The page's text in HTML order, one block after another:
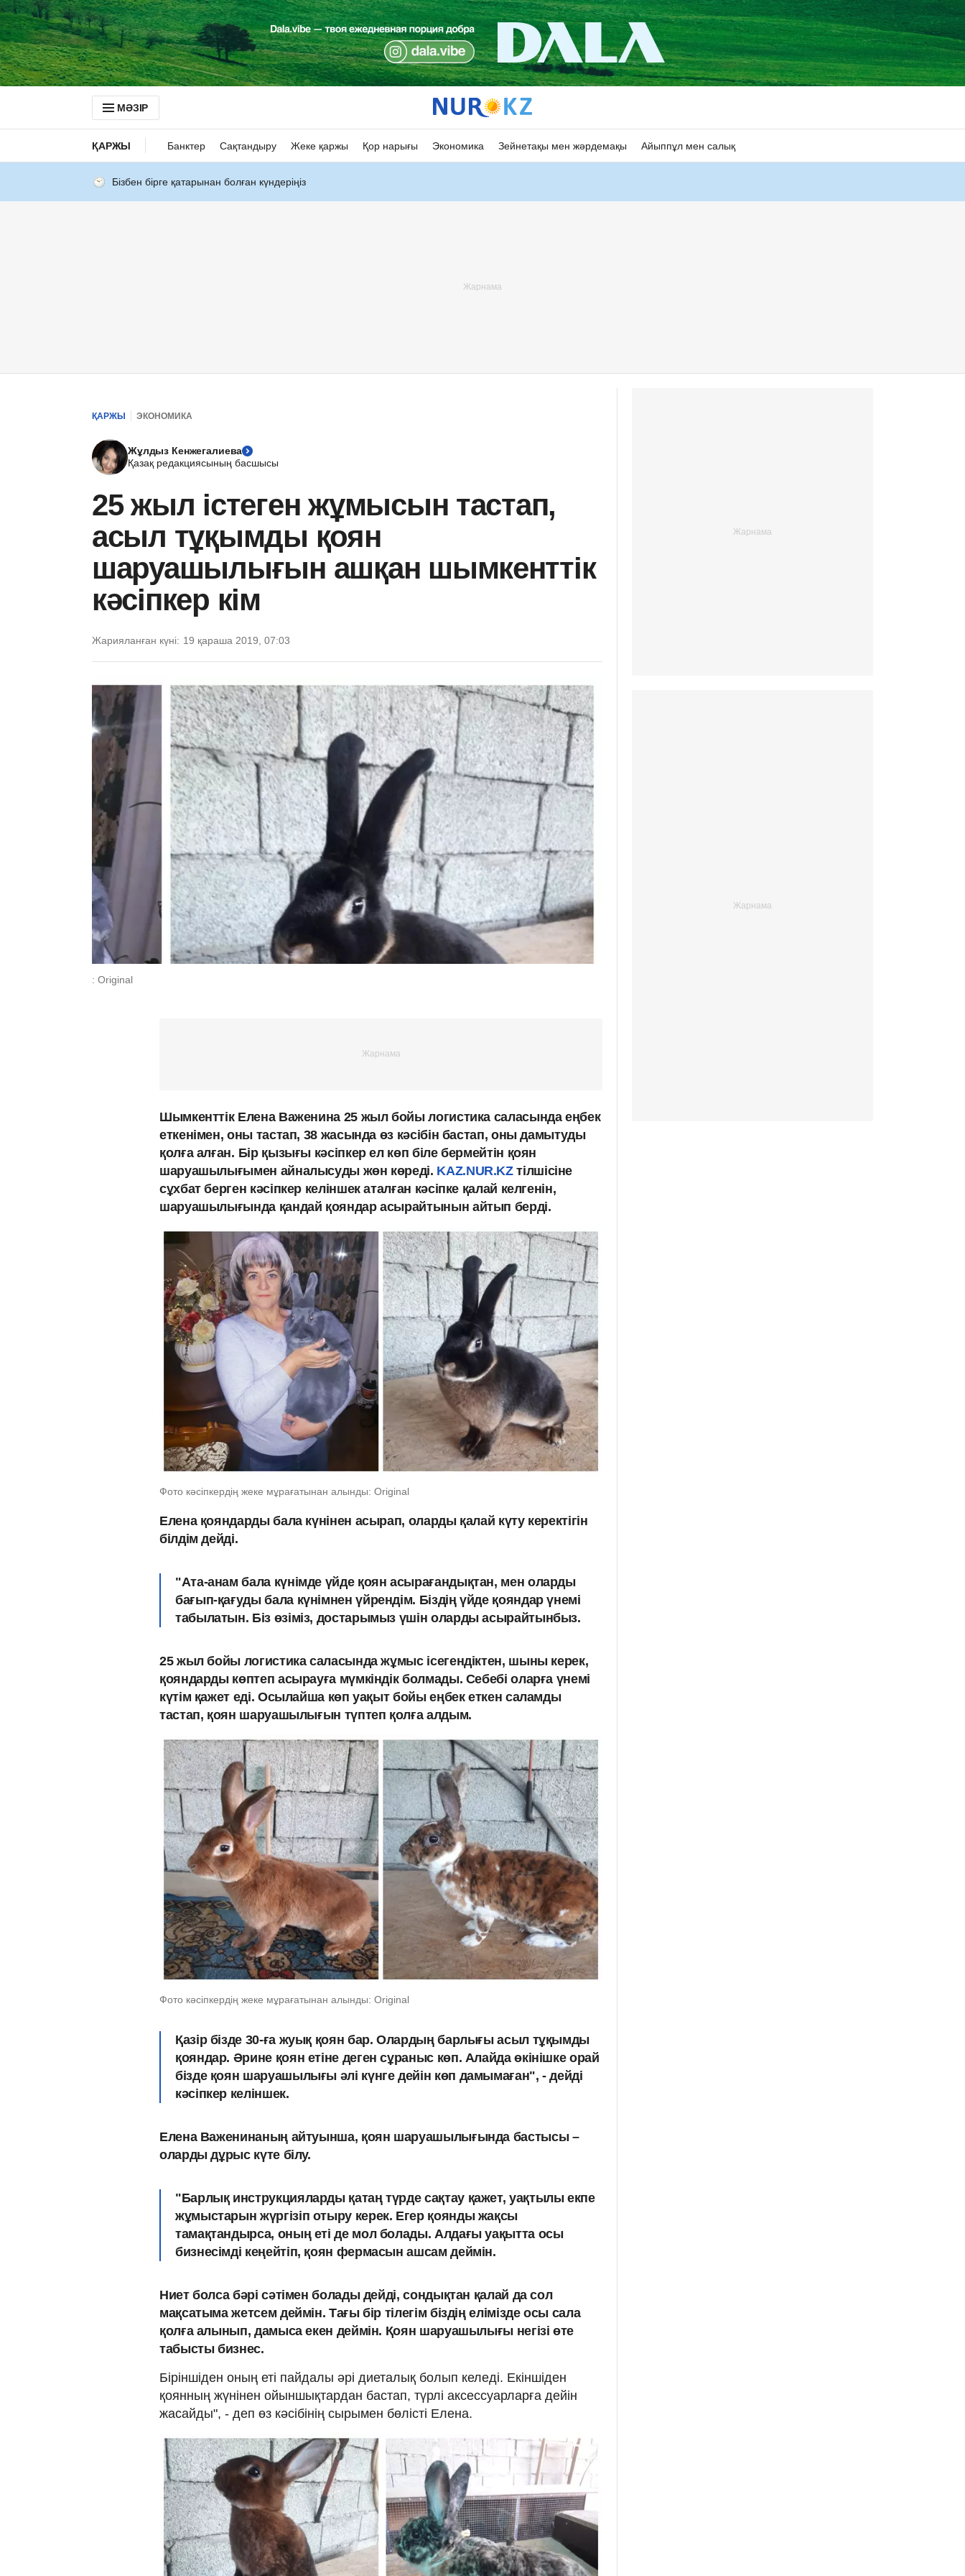
МӘЗІР
ҚАРЖЫ Банктер Сақтандыру Жеке қаржы Қор нарығы Экономика Зейнетақы мен жәрдемақы Айыппұл мен салық
Бізбен бірге қатарынан болған күндеріңіз
ҚАРЖЫ ЭКОНОМИКА
Жұлдыз Кенжегалиева
Қазақ редакциясының басшысы
25 жыл істеген жұмысын тастап,
асыл тұқымды қоян
шаруашылығын ашқан шымкенттік
кәсіпкер кім
Жарияланған күні: 19 қараша 2019, 07:03
: Original
Шымкенттік Елена Важенина 25 жыл бойы логистика саласында еңбек
еткенімен, оны тастап, 38 жасында өз кәсібін бастап, оны дамытуды
қолға алған. Бір қызығы кәсіпкер ел көп біле бермейтін қоян
шаруашылығымен айналысуды жөн көреді. KAZ.NUR.KZтілшісіне
сұхбат берген кәсіпкер келіншек аталған кәсіпке қалай келгенін,
шаруашылығында қандай қояндар асырайтынын айтып берді.
Фото кәсіпкердің жеке мұрағатынан алынды: Original
Елена қояндарды бала күнінен асырап, оларды қалай күту керектігін
білдім дейді.
"Ата-анам бала күнімде үйде қоян асырағандықтан, мен оларды
бағып-қағуды бала күнімнен үйрендім. Біздің үйде қояндар үнемі
табылатын. Біз өзіміз, достарымыз үшін оларды асырайтынбыз.
25 жыл бойы логистика саласында жұмыс ісегендіктен, шыны керек,
қояндарды көптеп асырауға мүмкіндік болмады. Себебі оларға үнемі
күтім қажет еді. Осылайша көп уақыт бойы еңбек еткен саламды
тастап, қоян шаруашылығын түптеп қолға алдым.
Фото кәсіпкердің жеке мұрағатынан алынды: Original
Қазір бізде 30-ға жуық қоян бар. Олардың барлығы асыл тұқымды
қояндар. Әрине қоян етіне деген сұраныс көп. Алайда өкінішке орай
бізде қоян шаруашылығы әлі күнге дейін көп дамымаған", - дейді
кәсіпкер келіншек.
Елена Важенинаның айтуынша, қоян шаруашылығында бастысы –
оларды дұрыс күте білу.
"Барлық инструкцияларды қатаң түрде сақтау қажет, уақтылы екпе
жұмыстарын жүргізіп отыру керек. Егер қоянды жақсы
тамақтандырса, оның еті де мол болады. Алдағы уақытта осы
бизнесімді кеңейтіп, қоян фермасын ашсам деймін.
Ниет болса бәрі сәтімен болады дейді, сондықтан қалай да сол
мақсатыма жетсем деймін. Тағы бір тілегім біздің елімізде осы сала
қолға алынып, дамыса екен деймін. Қоян шаруашылығы негізі өте
табысты бизнес.
Біріншіден оның еті пайдалы әрі диеталық болып келеді. Екіншіден
қоянның жүнінен ойыншықтардан бастап, түрлі аксессуарларға дейін
жасайды", - деп өз кәсібінің сырымен бөлісті Елена.